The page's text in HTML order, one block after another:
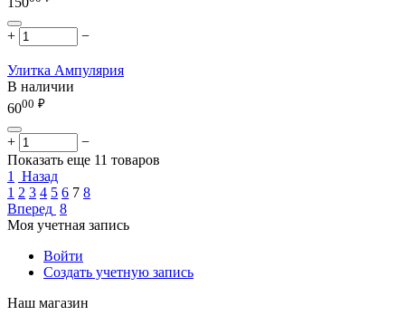
+ −
Улитка Ампулярия
В наличии
6000 ₽
+
−
Показать еще 11 товаров
1 Назад
1 2 3 4 5 6 7 8
Вперед 8
Моя учетная запись
Войти
Создать учетную запись
Наш магазин